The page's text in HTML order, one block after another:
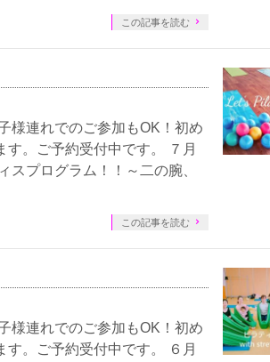
この記事を読む
様連れでのご参加もOK！初め
。ご予約受付中です。 ７月
スプログラム！！～二の腕、
この記事を読む
様連れでのご参加もOK！初め
。ご予約受付中です。 ６月